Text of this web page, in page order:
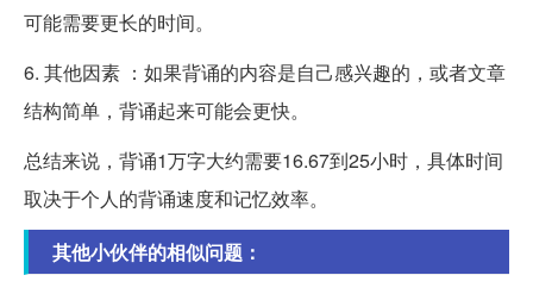
可能需要更长的时间。
6. 其他因素 ：如果背诵的内容是自己感兴趣的，或者文章
结构简单，背诵起来可能会更快。
总结来说，背诵1万字大约需要16.67到25小时，具体时间
取决于个人的背诵速度和记忆效率。
其他小伙伴的相似问题：